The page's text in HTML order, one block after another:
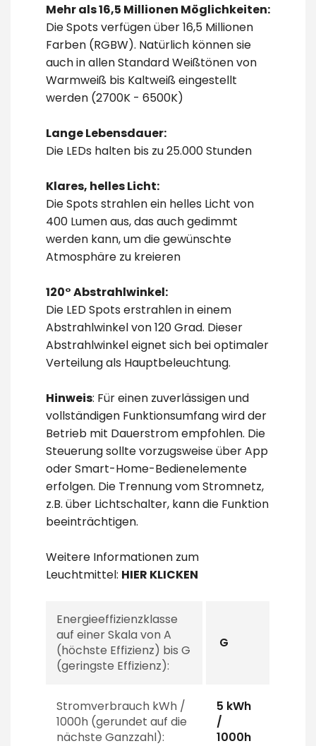
Mehr als 16,5 Millionen Möglichkeiten:
Die Spots verfügen über 16,5 Millionen
Farben (RGBW). Natürlich können sie
auch in allen Standard Weißtönen von
Warmweiß bis Kaltweiß eingestellt
werden (2700K - 6500K)
Lange Lebensdauer:
Die LEDs halten bis zu 25.000 Stunden
Klares, helles Licht:
Die Spots strahlen ein helles Licht von
400 Lumen aus, das auch gedimmt
werden kann, um die gewünschte
Atmosphäre zu kreieren
120° Abstrahlwinkel:
Die LED Spots erstrahlen in einem
Abstrahlwinkel von 120 Grad. Dieser
Abstrahlwinkel eignet sich bei optimaler
Verteilung als Hauptbeleuchtung.
Hinweis: Für einen zuverlässigen und
vollständigen Funktionsumfang wird der
Betrieb mit Dauerstrom empfohlen. Die
Steuerung sollte vorzugsweise über App
oder Smart-Home-Bedienelemente
erfolgen. Die Trennung vom Stromnetz,
z.B. über Lichtschalter, kann die Funktion
beeinträchtigen.
Weitere Informationen zum
Leuchtmittel: HIER KLICKEN
Energieeffizienzklasse
auf einer Skala von A
(höchste Effizienz) bis G
(geringste Effizienz):
G
Stromverbrauch kWh /
1000h (gerundet auf die
nächste Ganzzahl):
5 kWh
/
1000h